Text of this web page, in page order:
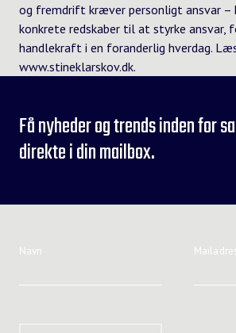
og fremdrift kræver personligt ansvar –
konkrete redskaber til at styrke ansvar,
handlekraft i en foranderlig hverdag.
www.stineklarskov.dk.
Få nyheder og trends inden for
direkte i din mailbox.
Navn